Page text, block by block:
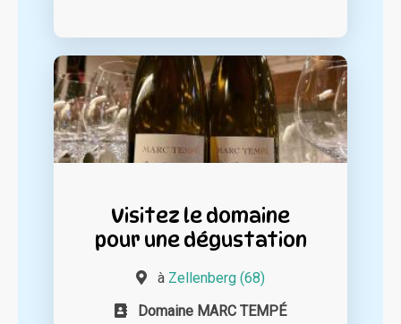
Visitez le domaine
pour une dégustation
à Zellenberg (68)
Domaine MARC TEMPÉ